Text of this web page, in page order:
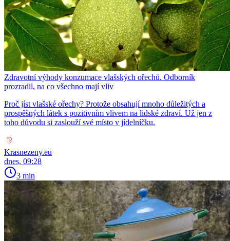
Zdravotní výhody konzumace vlašských ořechů. Odborník
prozradil, na co všechno mají vliv
Proč jíst vlašské ořechy? Protože obsahují mnoho důležitých a
prospěšných látek s pozitivním vlivem na lidské zdraví. Už jen z
toho důvodu si zaslouží své místo v jídelníčku.
Krasnezeny.eu
dnes, 09:28
3 min